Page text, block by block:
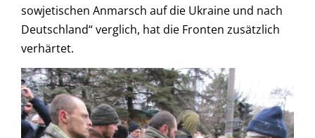
sowjetischen Anmarsch auf die Ukraine und nach
Deutschland“ verglich, hat die Fronten zusätzlich
verhärtet.